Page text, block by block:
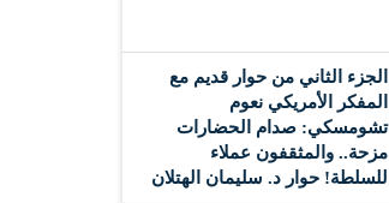
الجزء الثاني من حوار قديم مع
المفكر الأمريكي نعوم
تشومسكي: صدام الحضارات
مزحة.. والمثقفون عملاء
للسلطة! حوار د. سليمان الهتلان